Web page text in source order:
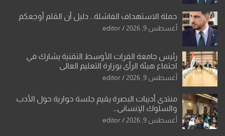
حملة الاستهداف الفاشلة… دليل أن القلم أوجعكم
أغسطس 9, 2026 editor
رئيس جامعة الفرات الأوسط التقنية يشارك في
اجتماع هيئة الرأي بوزارة التعليم العالي
أغسطس 9, 2026 editor
منتدى أديبات البصرة يقيم جلسة حوارية حول الأدب
والسلوك الإنساني…
أغسطس 9, 2026 editor